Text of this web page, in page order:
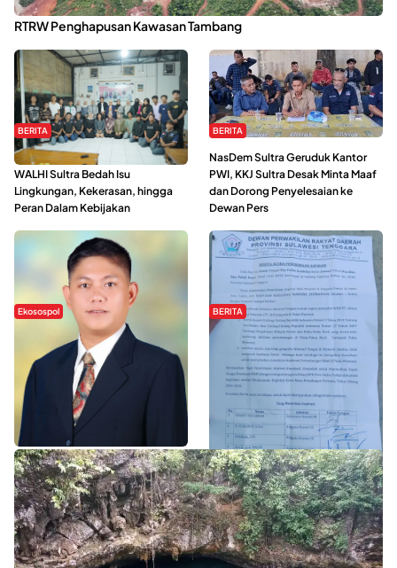
Kabaena Menanti Kepastian Pemulihan Lingkungan Usai Revisi
RTRW Penghapusan Kawasan Tambang
BERITA
Refleksi Gerakan Perempuan,
WALHI Sultra Bedah Isu
Lingkungan, Kekerasan, hingga
Peran Dalam Kebijakan
BERITA
NasDem Sultra Geruduk Kantor
PWI, KKJ Sultra Desak Minta Maaf
dan Dorong Penyelesaian ke
Dewan Pers
Ekosospol
Slogan Pemberdayaan Lokal
Dinilai Hanya Pemanis, Tokoh
Pemuda Wilalang Kritik Dominasi
Orang Luar
BERITA
Hipmawani Bersama DPRD Sultra
Sepakati RDP Perihal IUP
Pertambangan di Pulau Wawonii
WISATA SULTRA >>